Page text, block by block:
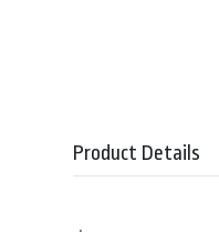
Product Details